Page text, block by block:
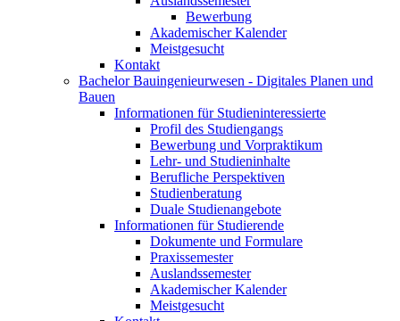
Bewerbung
Akademischer Kalender
Meistgesucht
Kontakt
Bachelor Bauingenieurwesen - Digitales Planen und
Bauen
Informationen für Studieninteressierte
Profil des Studiengangs
Bewerbung und Vorpraktikum
Lehr- und Studieninhalte
Berufliche Perspektiven
Studienberatung
Duale Studienangebote
Informationen für Studierende
Dokumente und Formulare
Praxissemester
Auslandssemester
Akademischer Kalender
Meistgesucht